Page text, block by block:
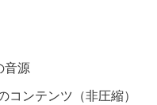
音源
コンテンツ（非圧縮）